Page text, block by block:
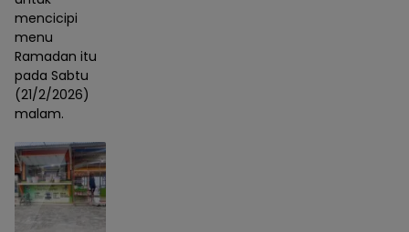
mencicipi
menu
Ramadan itu
pada Sabtu
(21/2/2026)
malam.